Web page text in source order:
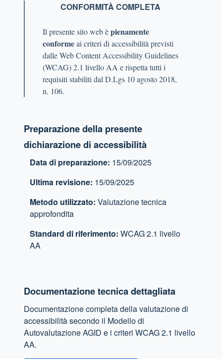
CONFORMITÀ COMPLETA
Il presente sito web èpienamente
conformeai criteri di accessibilità previsti
dalle Web Content Accessibility Guidelines
(WCAG) 2.1 livello AA e rispetta tutti i
requisiti stabiliti dal D.Lgs 10 agosto 2018,
n. 106.
Preparazione della presente
dichiarazione di accessibilità
Data di preparazione: 15/09/2025
Ultima revisione: 15/09/2025
Metodo utilizzato: Valutazione tecnica
approfondita
Standard di riferimento: WCAG 2.1 livello
AA
Documentazione tecnica dettagliata
Documentazione completa della valutazione di
accessibilità secondo il Modello di
Autovalutazione AGID e i criteri WCAG 2.1 livello
AA.